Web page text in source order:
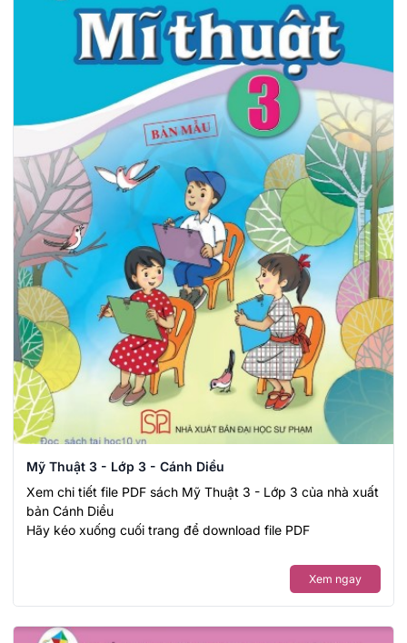
Mỹ Thuật 3 - Lớp 3 - Cánh Diều
Xem chi tiết file PDF sách Mỹ Thuật 3 - Lớp 3 của nhà xuất
bản Cánh Diều
Hãy kéo xuống cuối trang để download file PDF
Xem ngay